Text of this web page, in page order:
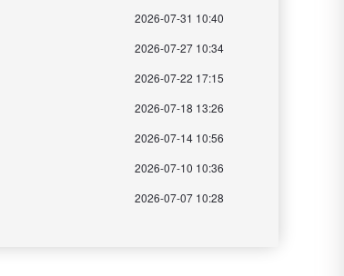
2026-07-31 10:40
2026-07-27 10:34
2026-07-22 17:15
2026-07-18 13:26
2026-07-14 10:56
2026-07-10 10:36
2026-07-07 10:28